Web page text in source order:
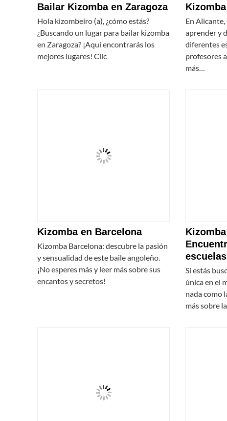
Bailar Kizomba en Zaragoza
Hola kizombeiro (a), ¿cómo estás?
¿Buscando un lugar para bailar kizomba
en Zaragoza? ¡Aquí encontrarás los
mejores lugares! Clic
En
aprender y
diferentes
profesores
más…
Kizomba en Barcelona
Kizomba Barcelona: descubre la pasión
y sensualidad de este baile angoleño.
¡No esperes más y leer más sobre sus
encantos y secretos!
Si estás
única en el
nada como
más sobre